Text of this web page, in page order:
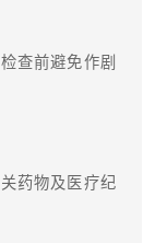
查前避免作剧
药物及医疗纪